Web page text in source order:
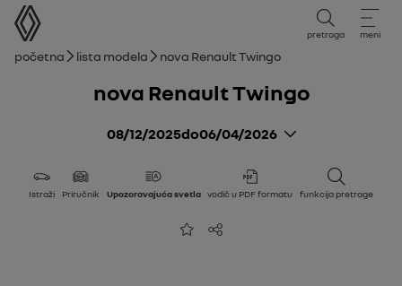
упутство за употребу
pretraga meni
Putanja
Početna Lista modela nova Renault Twingo
nova Renault Twingo
08/12/2025do06/04/2026
Istraži Priručnik Upozoravajuća svetla vodič u PDF formatu funkcija pretrage
Dodaj u favorite
Podeli